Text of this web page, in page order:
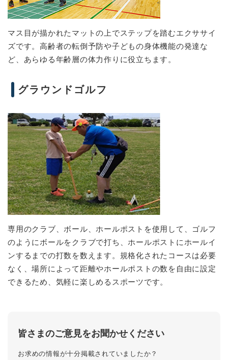
マス目が描かれたマットの上でステップを踏むエクササイ
ズです。高齢者の転倒予防や子どもの身体機能の発達な
ど、あらゆる年齢層の体力作りに役立ちます。
グラウンドゴルフ
専用のクラブ、ボール、ホールポストを使用して、ゴルフ
のようにボールをクラブで打ち、ホールポストにホールイ
ンするまでの打数を数えます。規格化されたコースは必要
なく、場所によって距離やホールポストの数を自由に設定
できるため、気軽に楽しめるスポーツです。
皆さまのご意見をお聞かせください
お求めの情報が十分掲載されていましたか？